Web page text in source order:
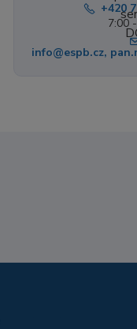
+420
7:00
info@espb.cz,